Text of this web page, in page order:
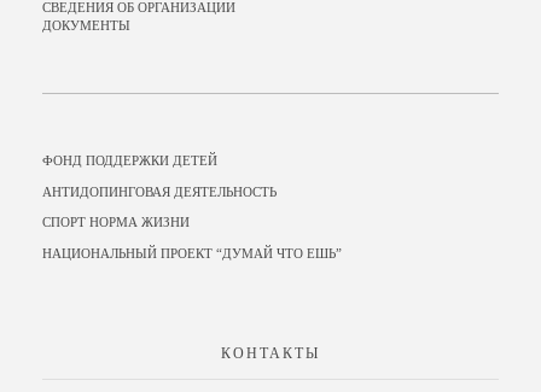
СВЕДЕНИЯ ОБ ОРГАНИЗАЦИИ
ДОКУМЕНТЫ
ФОНД ПОДДЕРЖКИ ДЕТЕЙ
АНТИДОПИНГОВАЯ ДЕЯТЕЛЬНОСТЬ
СПОРТ НОРМА ЖИЗНИ
НАЦИОНАЛЬНЫЙ ПРОЕКТ “ДУМАЙ ЧТО ЕШЬ”
КОНТАКТЫ